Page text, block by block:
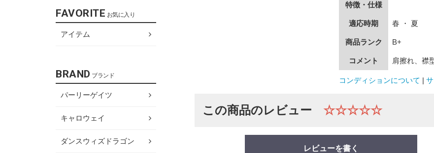
特徴・仕様
適応時期 春 ・ 夏
商品ランク B+
コメント 肩擦れ、襟
コンディションについて |
この商品のレビュー ☆☆☆☆☆
レビューを書く
FAVORITE お気に入り
アイテム
BRAND ブランド
パーリーゲイツ
キャロウェイ
ダンスウィズドラゴン